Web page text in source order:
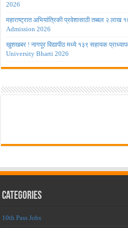
2026
महाराष्ट्रात अभियांत्रिकी प्रवेशासाठी तब्बल २
Admission 2026
खुशखबर ! नागपूर विद्यापीठ मध्ये १३९ सहायक
University Bharti 2026
Categories
10th Pass Jobs